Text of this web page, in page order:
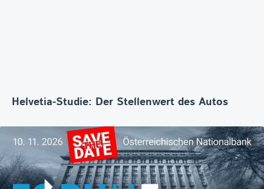
Helvetia-Studie: Der Stellenwert des Autos